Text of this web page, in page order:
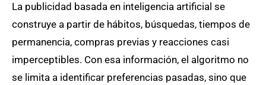
La publicidad basada en inteligencia artificial se
construye a partir de hábitos, búsquedas, tiempos de
permanencia, compras previas y reacciones casi
imperceptibles. Con esa información, el algoritmo no
se limita a identificar preferencias pasadas, sino que